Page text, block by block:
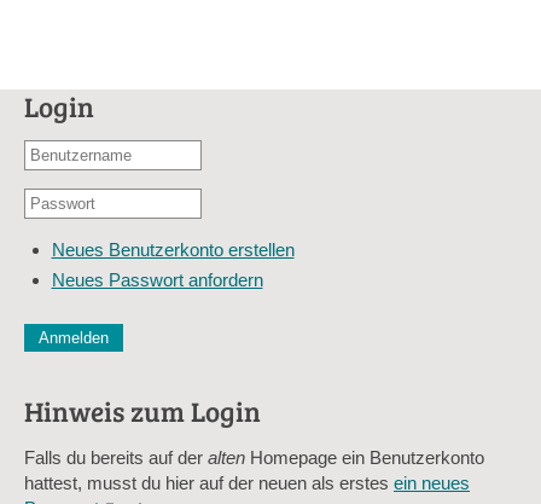
Login
Benutzername
E-
Adresse
Passwort
Neues Benutzerkonto erstellen
Neues Passwort anfordern
Diese Sicherheitsfrage überprüft, ob Sie ein menschlicher
Sag mir nicht, wie viele Sternlein stehen
Hinweis zum Login
Falls du bereits auf der alten Homepage ein Benutzerkonto
hattest, musst du hier auf der neuen als erstes ein neues